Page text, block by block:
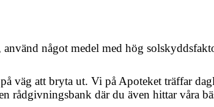
något medel med hög
väg att bryta ut. Vi på Apoteket träffar
rådgivningsbank där du även hittar våra